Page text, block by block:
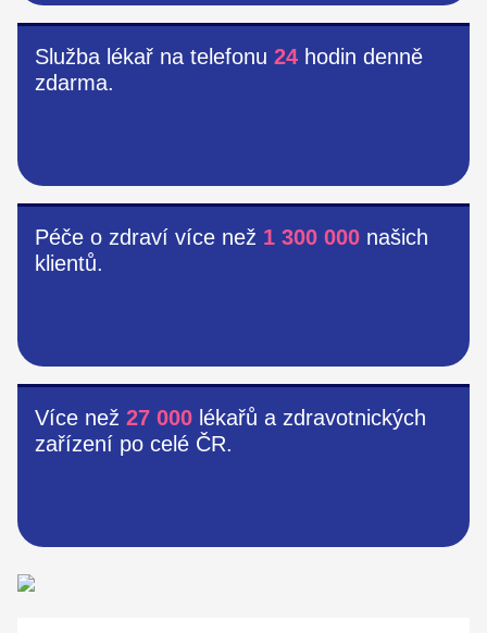
Služba lékař na telefonu 24 hodin denně
zdarma.
Péče o zdraví více než 1 300 000 našich
klientů.
Více než 27 000 lékařů a zdravotnických
zařízení po celé ČR.